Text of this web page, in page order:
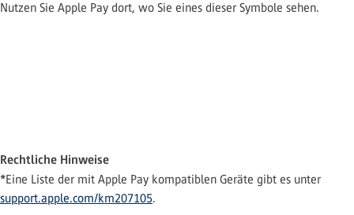
Nutzen Sie Apple Pay dort, wo Sie eines dieser Symbole sehen.
Rechtliche Hinweise
*Eine Liste der mit Apple Pay kompatiblen Geräte gibt es unter
support.apple.com/km207105.